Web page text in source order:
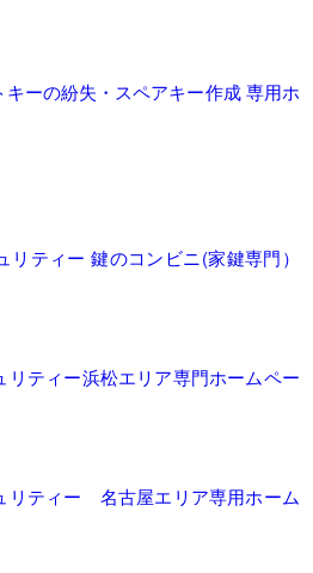
ーの紛失・スペアキー作成 専用ホ
ティー 鍵のコンビニ(家鍵専門）
ティー浜松エリア専門ホームペー
リティー 名古屋エリア専用ホーム